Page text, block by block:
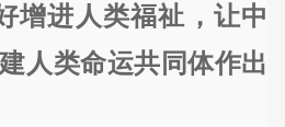
增进人类福祉，让中
人类命运共同体作出